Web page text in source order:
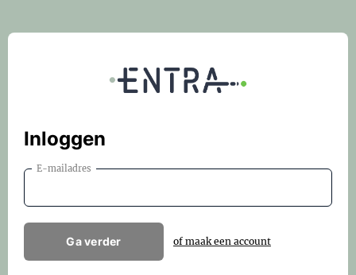
Inloggen
E-mailadres
Ga verder of maak een account